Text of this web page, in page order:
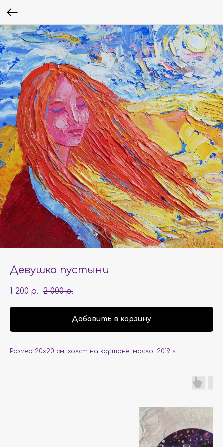
Девушка пустыни
1 200 р. 2 000 р.
Добавить в корзину
Размер 20х20 см, холст на картоне, масло. 2019 г